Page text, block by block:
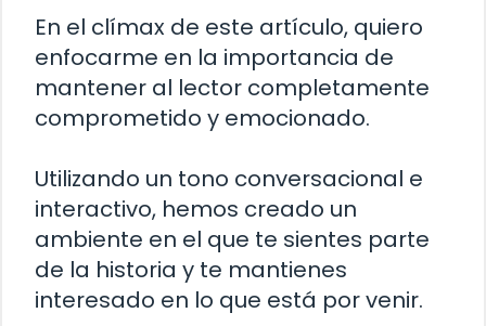
En el clímax de este artículo, quiero
enfocarme en la importancia de
mantener al lector completamente
comprometido y emocionado.
Utilizando un tono conversacional e
interactivo, hemos creado un
ambiente en el que te sientes parte
de la historia y te mantienes
interesado en lo que está por venir.